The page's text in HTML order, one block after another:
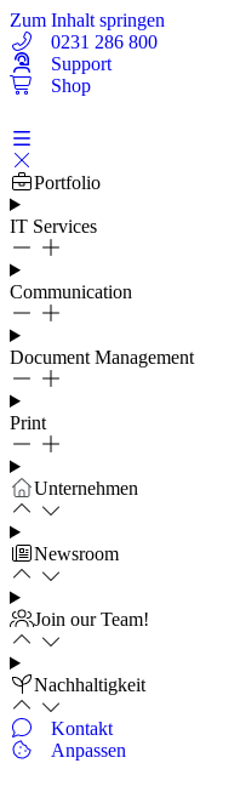
Zum Inhalt springen
0231 286 800
Support
Shop
Portfolio
IT Services
Communication
Document Management
Print
Unternehmen
Newsroom
Join our Team!
Nachhaltigkeit
Kontakt
Anpassen